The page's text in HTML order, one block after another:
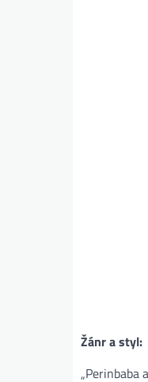
Žánr a styl:
„Perinbaba